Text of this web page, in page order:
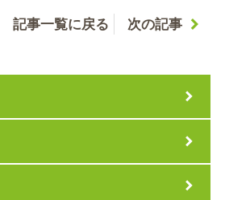
記事一覧に戻る 次の記事